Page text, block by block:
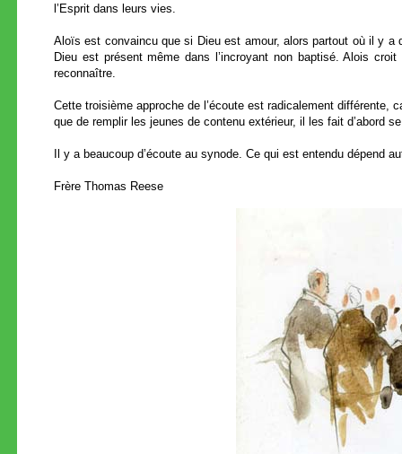
l’Esprit dans leurs vies.
Aloïs est convaincu que si Dieu est amour, alors partout où il y a
Dieu est présent même dans l’incroyant non baptisé. Alois
reconnaître.
Cette troisième approche de l’écoute est radicalement différente,
que de remplir les jeunes de contenu extérieur, il les fait d’abord
Il y a beaucoup d’écoute au synode. Ce qui est entendu dépend
Frère Thomas Reese